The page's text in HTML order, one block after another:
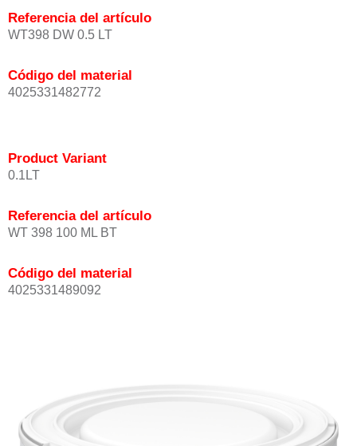
Referencia del artículo
WT398 DW 0.5 LT
Código del material
4025331482772
Product Variant
0.1LT
Referencia del artículo
WT 398 100 ML BT
Código del material
4025331489092